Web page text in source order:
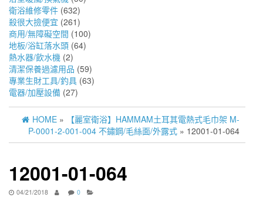
衛浴維修零件 (632)
殺很大撿便宜 (261)
商用/無障礙空間 (100)
地板/浴缸落水頭 (64)
熱水器/飲水機 (2)
清潔保養過濾用品 (59)
專業生財工具/釣具 (63)
電器/加壓設備 (27)
HOME »
【麗室衛浴】HAMMAM土耳其電熱式毛巾架 M-
P-0001-2-001-004 不鏽鋼/毛絲面/外露式 » 12001-01-064
12001-01-064
04/21/2018 0